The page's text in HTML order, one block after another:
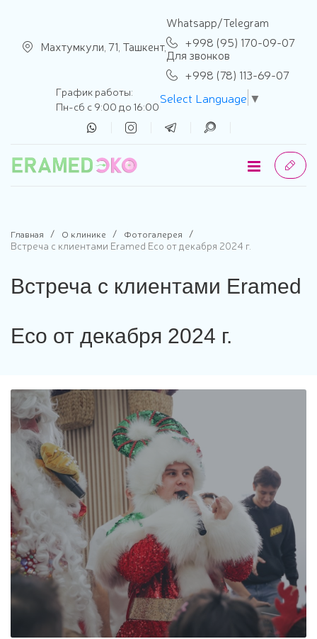
Махтумкули, 71, Ташкент,
Whatsapp/Telegram
+998 (95) 170-09-07
Для звонков
+998 (78) 113-69-07
График работы:
Пн-сб с 9:00 до 16:00
Select Language ▼
Главная О клинике Фотогалерея
Встреча с клиентами Eramed Eco от декабря 2024 г.
Встреча с клиентами Eramed
Eco от декабря 2024 г.